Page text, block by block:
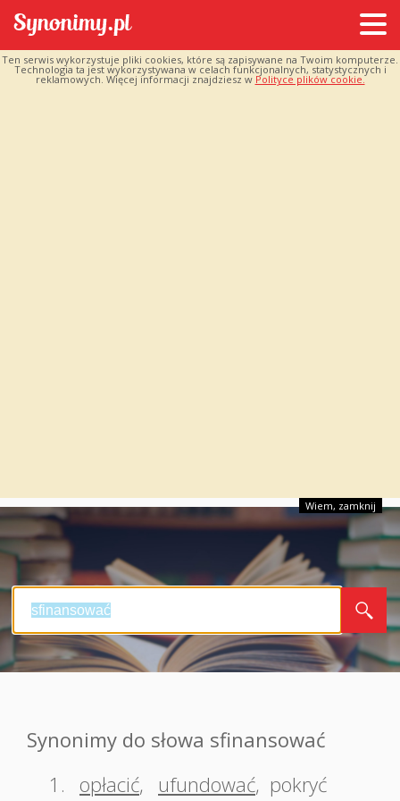
Ten serwis wykorzystuje pliki cookies, które są zapisywane na Twoim komputerze.
Technologia ta jest wykorzystywana w celach funkcjonalnych, statystycznych i
reklamowych. Więcej informacji znajdziesz w Polityce plików cookie.
Wiem, zamknij
Synonimy do słowa sfinansować
1.
opłacić, ufundować, pokryć